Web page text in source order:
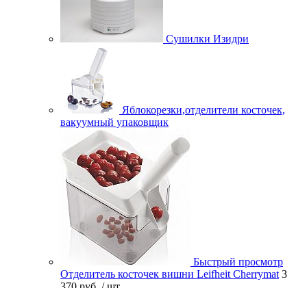
Сушилки Изидри
Яблокорезки,отделители косточек,
вакуумный упаковщик
Быстрый просмотр
Отделитель косточек вишни Leifheit Cherrymat 3